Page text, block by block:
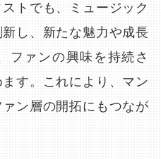
トでも、ミュージック
し、新たな魅力や成長
ファンの興味を持続さ
す。これにより、マン
ン層の開拓にもつなが